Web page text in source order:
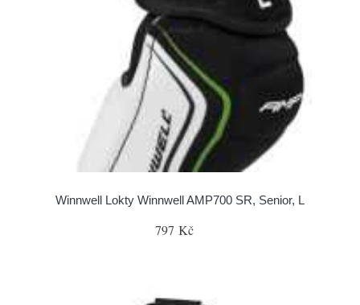
Winnwell Lokty Winnwell AMP700 SR, Senior, L
797 Kč